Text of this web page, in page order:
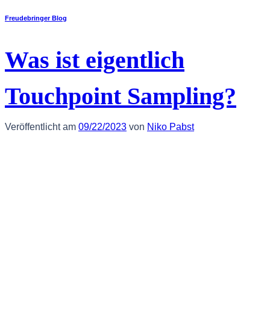
Freudebringer Blog
Was ist eigentlich
Touchpoint Sampling?
Veröffentlicht am 09/22/2023 von Niko Pabst